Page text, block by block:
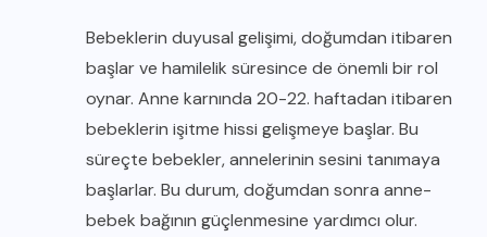
Bebeklerin duyusal gelişimi, doğumdan itibaren
başlar ve hamilelik süresince de önemli bir rol
oynar. Anne karnında 20-22. haftadan itibaren
bebeklerin işitme hissi gelişmeye başlar. Bu
süreçte bebekler, annelerinin sesini tanımaya
başlarlar. Bu durum, doğumdan sonra anne-
bebek bağının güçlenmesine yardımcı olur.